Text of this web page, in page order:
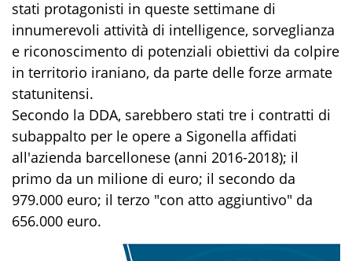
stati protagonisti in queste settimane di
innumerevoli attività di intelligence, sorveglianza
e riconoscimento di potenziali obiettivi da colpire
in territorio iraniano, da parte delle forze armate
statunitensi.
Secondo la DDA, sarebbero stati tre i contratti di
subappalto per le opere a Sigonella affidati
all'azienda barcellonese (anni 2016-2018); il
primo da un milione di euro; il secondo da
979.000 euro; il terzo "con atto aggiuntivo" da
656.000 euro.